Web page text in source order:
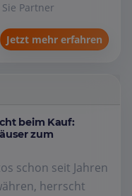
Partner
Jetzt mehr erfahren
beim Kauf:
zum
schon seit Jahren
herrscht